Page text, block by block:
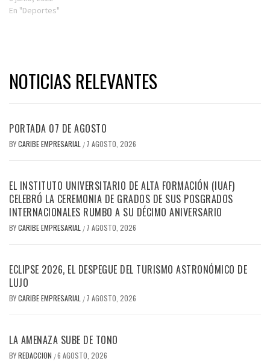
En "Deportes"
NOTICIAS RELEVANTES
PORTADA 07 DE AGOSTO
BYCARIBE EMPRESARIAL / 7 AGOSTO, 2026
EL INSTITUTO UNIVERSITARIO DE ALTA FORMACIÓN (IUAF)
CELEBRÓ LA CEREMONIA DE GRADOS DE SUS POSGRADOS
INTERNACIONALES RUMBO A SU DÉCIMO ANIVERSARIO
BYCARIBE EMPRESARIAL / 7 AGOSTO, 2026
ECLIPSE 2026, EL DESPEGUE DEL TURISMO ASTRONÓMICO DE
LUJO
BYCARIBE EMPRESARIAL / 7 AGOSTO, 2026
LA AMENAZA SUBE DE TONO
BYREDACCION /6 AGOSTO, 2026